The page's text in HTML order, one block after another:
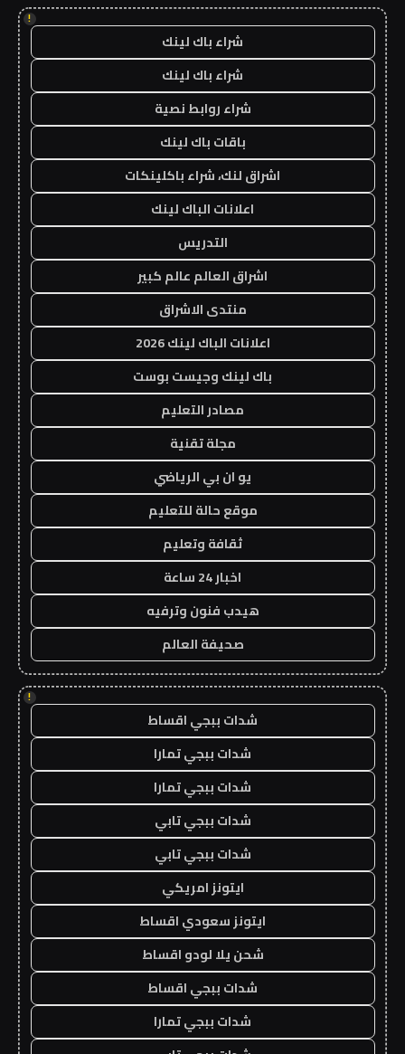
!
شراء باك لينك
شراء باك لينك
شراء روابط نصية
باقات باك لينك
اشراق لنك، شراء باكلينكات
اعلانات الباك لينك
التدريس
اشراق العالم عالم كبير
منتدى الاشراق
اعلانات الباك لينك 2026
باك لينك وجيست بوست
مصادر التعليم
مجلة تقنية
يو ان بي الرياضي
موقع حالة للتعليم
ثقافة وتعليم
اخبار 24 ساعة
هيدب فنون وترفيه
صحيفة العالم
!
شدات ببجي اقساط
شدات ببجي تمارا
شدات ببجي تمارا
شدات ببجي تابي
شدات ببجي تابي
ايتونز امريكي
ايتونز سعودي اقساط
شحن يلا لودو اقساط
شدات ببجي اقساط
شدات ببجي تمارا